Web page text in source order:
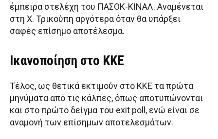
έμπειρα στελέχη του ΠΑΣΟΚ-ΚΙΝΑΛ. Αναμένεται
στη Χ. Τρικούπη αργότερα όταν θα υπάρξει
σαφές επίσημο αποτέλεσμα.
Ικανοποίηση στο ΚΚΕ
Τέλος, ως θετικά εκτιμούν στο ΚΚΕ τα πρώτα
μηνύματα από τις κάλπες, όπως αποτυπώνονται
και στο πρώτο δείγμα του exit poll, ενώ είναι σε
αναμονή των επίσημων αποτελεσμάτων.